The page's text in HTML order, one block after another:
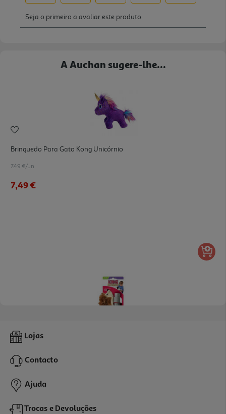
A Auchan sugere-lhe...
Brinquedo Para Gato Kong Unicórnio
7.49 €/un
7,49 €
Brinquedo Para Gato Kong Ouriço Catnip
6,29 €
Lojas
Contacto
Ajuda
Trocas e Devoluções